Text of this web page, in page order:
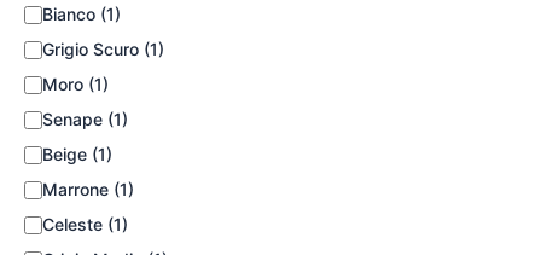
Bianco (1)
Grigio Scuro (1)
Moro (1)
Senape (1)
Beige (1)
Marrone (1)
Celeste (1)